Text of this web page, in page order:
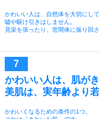
かわいい人は、自然体を大切にして
嘘や駆け引きはしません。
見栄を張ったり、世間体に振り回
かわいい人は、肌がき
美肌は、実年齢より
かわいくなるための条件の1つ。